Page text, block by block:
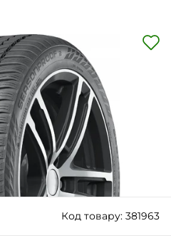
Код товару: 381963